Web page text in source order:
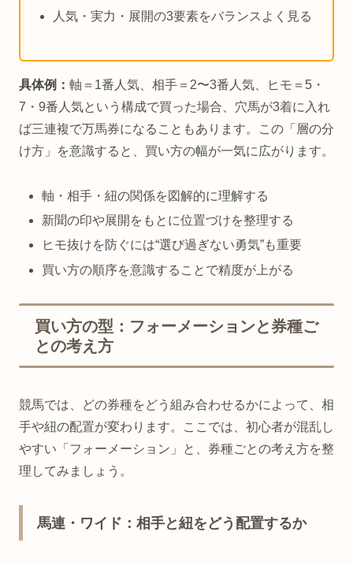
人気・実力・展開の3要素をバランスよく見る
具体例： 軸＝1番人気、相手＝2〜3番人気、ヒモ＝5・
7・9番人気という構成で買った場合、穴馬が3着に入れ
ば三連複で万馬券になることもあります。この「層の分
け方」を意識すると、買い方の幅が一気に広がります。
軸・相手・紐の関係を図解的に理解する
新聞の印や展開をもとに位置づけを整理する
ヒモ抜けを防ぐには“選び過ぎない勇気”も重要
買い方の順序を意識することで精度が上がる
買い方の型：フォーメーションと券種ご
との考え方
競馬では、どの券種をどう組み合わせるかによって、相
手や紐の配置が変わります。ここでは、初心者が混乱し
やすい「フォーメーション」と、券種ごとの考え方を整
理してみましょう。
馬連・ワイド：相手と紐をどう配置するか